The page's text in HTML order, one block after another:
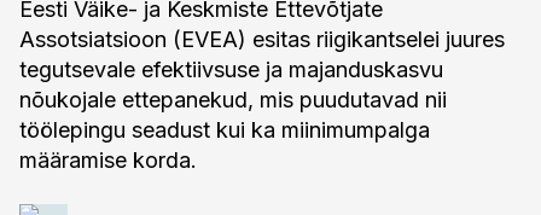
Eesti Väike- ja Keskmiste Ettevõtjate
Assotsiatsioon (EVEA) esitas riigikantselei juures
tegutsevale efektiivsuse ja majanduskasvu
nõukojale ettepanekud, mis puudutavad nii
töölepingu seadust kui ka miinimumpalga
määramise korda.